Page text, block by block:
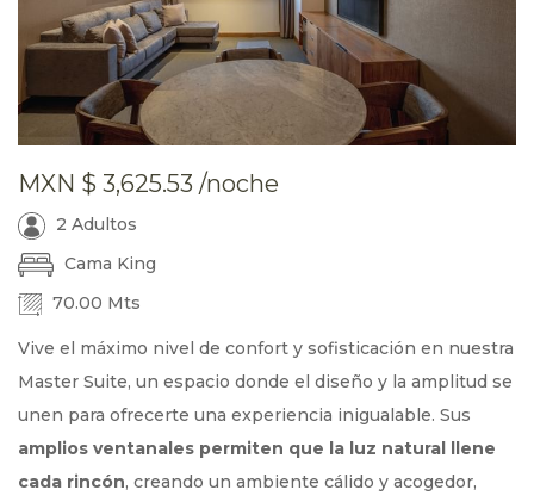
MXN $ 3,625.53 /noche
2 Adultos
Cama King
70.00 Mts
Vive el máximo nivel de confort y sofisticación en nuestra
Master Suite, un espacio donde el diseño y la amplitud se
unen para ofrecerte una experiencia inigualable. Sus
amplios ventanales permiten que la luz natural llene
cada rincón, creando un ambiente cálido y acogedor,